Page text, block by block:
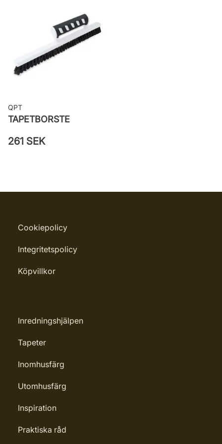
woven
Applicering av lim: Lim strykes på
väggen
Leverantörens artikelnummer: 51010
QPT
TAPETBORSTE
261 SEK
Cookiepolicy
Integritetspolicy
Köpvillkor
Inredningshjälpen
Tapeter
Inomhusfärg
Utomhusfärg
Inspiration
Praktiska råd